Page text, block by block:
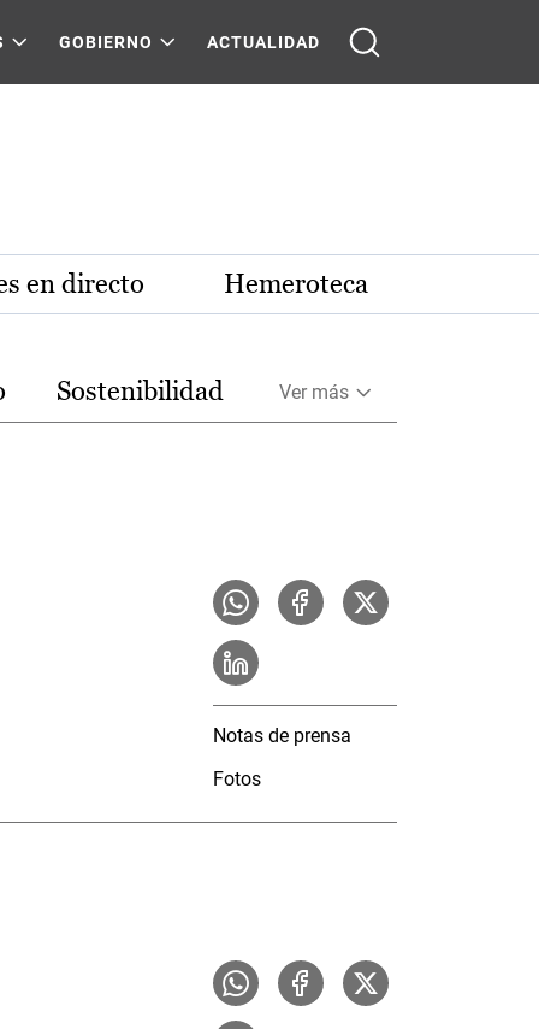
GOBIERNO ACTUALIDAD
en directo Hemeroteca
Sostenibilidad Ver más
Notas de prensa
Fotos